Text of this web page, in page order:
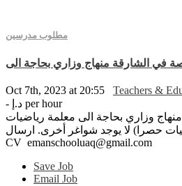
مطلوب مدرسين
في الشارقة منهاج وزاري بحاجة الى
Oct 7th, 2023 at 20:55 Teachers &
- د.إ per hour
وزاري بحاجة الى معلمة رياضيات
حصرا) لا يوجد شواغر أخرى. ارسال
CV emanschooluaq@gmail.com
Save Job
Email Job